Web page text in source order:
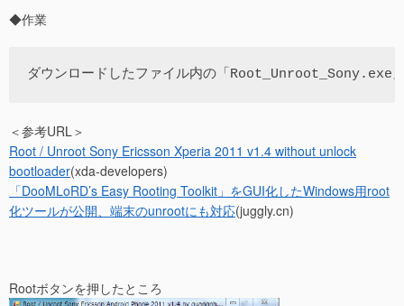
◆作業
＜参考URL＞
Root / Unroot Sony Ericsson Xperia 2011 v1.4 without unlock
bootloader(xda-developers)
「DooMLoRD’s Easy Rooting Toolkit」をGUI化したWindows用root
化ツールが公開、端末のunrootにも対応(juggly.cn)
Rootボタンを押したところ